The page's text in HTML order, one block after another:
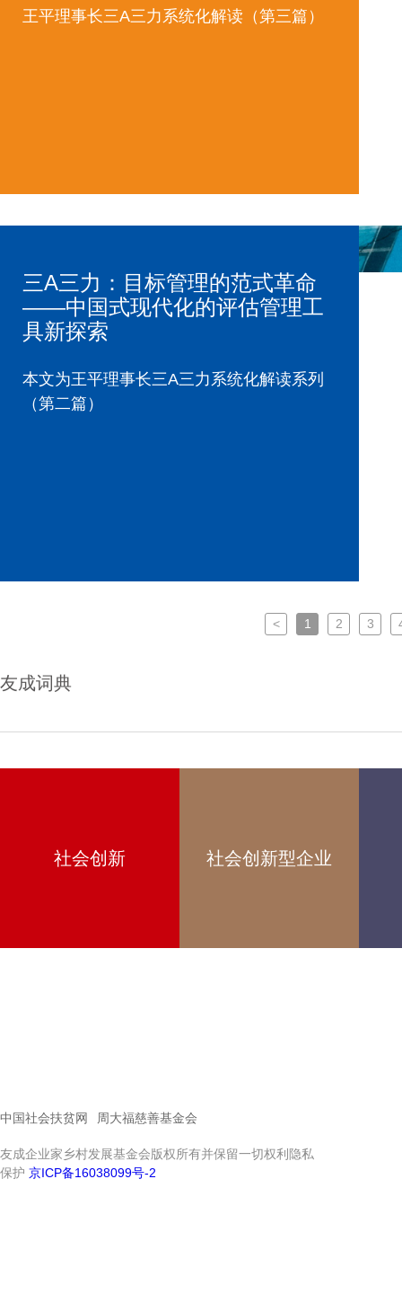
王平理事长三A三力系统化解读（第三篇）
三A三力：目标管理的范式革命
——中国式现代化的评估管理工
具新探索
本文为王平理事长三A三力系统化解读系列
（第二篇）
< 1 2 3
友成词典
社会创新 社会创新型企业
中国社会扶贫网 周大福慈善基金会
友成企业家乡村发展基金会版权所有并保留一切权利隐私
保护 京ICP备16038099号-2